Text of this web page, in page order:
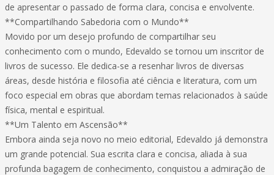
de apresentar o passado de forma clara, concisa e envolvente.
**Compartilhando Sabedoria com o Mundo**
Movido por um desejo profundo de compartilhar seu
conhecimento com o mundo, Edevaldo se tornou um inscritor de
livros de sucesso. Ele dedica-se a resenhar livros de diversas
áreas, desde história e filosofia até ciência e literatura, com um
foco especial em obras que abordam temas relacionados à saúde
física, mental e espiritual.
**Um Talento em Ascensão**
Embora ainda seja novo no meio editorial, Edevaldo já demonstra
um grande potencial. Sua escrita clara e concisa, aliada à sua
profunda bagagem de conhecimento, conquistou a admiração de